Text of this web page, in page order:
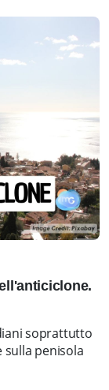
soprattutto
penisola